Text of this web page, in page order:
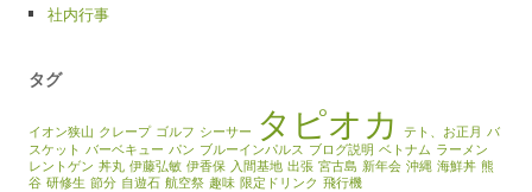
社内行事
タグ
イオン狭山 クレープ ゴルフ シーサー タピオカ テト、お正月 バ
スケット バーベキュー パン ブルーインパルス ブログ説明 ベトナム ラーメン
レントゲン 丼丸 伊藤弘敏 伊香保 入間基地 出張 宮古島 新年会 沖縄 海鮮丼 熊
谷 研修生 節分 自遊石 航空祭 趣味 限定ドリンク 飛行機